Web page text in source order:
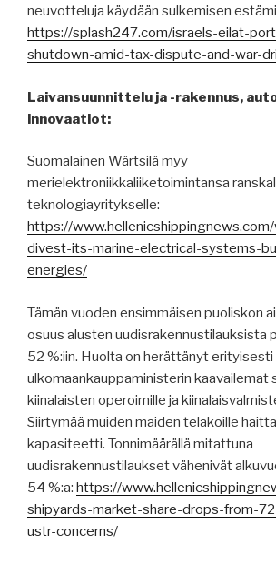
neuvotteluja käydään sulkemisen
https://splash247.com/israels-eilat-
shutdown-amid-tax-dispute-and-war-
Laivansuunnittelu ja -rakennus,
innovaatiot:
Suomalainen Wärtsilä myy
merielektroniikkaliiketoimintansa
teknologiayritykselle:
https://
divest-its-marine-electrical-systems-
energies/
Tämän vuoden ensimmäisen puoliskon
osuus alusten uudisrakennustilauksista
52 %:iin. Huolta on herättänyt erityisesti
ulkomaankauppaministerin kaavailemat
kiinalaisten operoimille ja
Siirtymää muiden maiden telakoille
kapasiteetti. Tonnimäärällä mitattuna
uudisrakennustilaukset vähenivät
54 %:a: https://
shipyards-market-share-drops-from-
ustr-concerns/